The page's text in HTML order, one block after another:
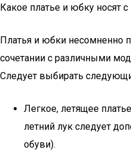
Какое платье и юбку носят
Платья и юбки несомненно
сочетании с различными
Следует выбирать
Легкое, летящее
летний лук следует
обуви).